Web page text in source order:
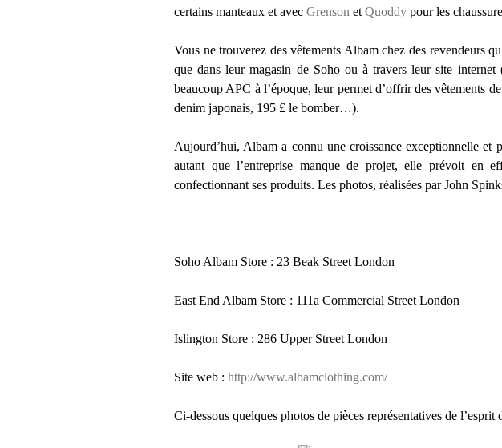
certains manteaux et avec Grenson et Quoddy pour les
Vous ne trouverez des vêtements Albam chez des revendeurs
que dans leur magasin de Soho ou à travers leur site
beaucoup APC à l’époque, leur permet d’offrir des vêtements
denim japonais, 195 £ le bomber…).
Aujourd’hui, Albam a connu une croissance exceptionnelle et
autant que l’entreprise manque de projet, elle prévoit en
confectionnant ses produits. Les photos, réalisées par John
Soho Albam Store : 23 Beak Street London
East End Albam Store : 111a Commercial Street London
Islington Store : 286 Upper Street London
Site web : http://www.albamclothing.com/
Ci-dessous quelques photos de pièces représentatives de l’esprit